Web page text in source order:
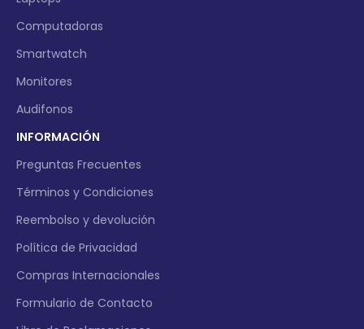
Computadoras
Smartwatch
Monitores
Audifonos
INFORMACIÓN
Preguntas Frecuentes
Términos y Condiciones
Reembolso y devolución
Política de Privacidad
Compras Internacionales
Formulario de Contacto